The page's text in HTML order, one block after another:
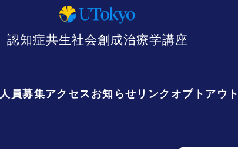
認知症共生社会創成治療学講座
人員募集アクセス お知らせ リンク オプトアウト